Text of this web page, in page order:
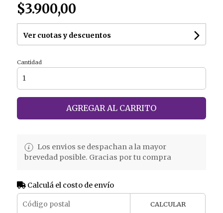
$3.900,00
Ver cuotas y descuentos
Cantidad
AGREGAR AL CARRITO
Los envios se despachan a la mayor
brevedad posible. Gracias por tu compra
Calculá el costo de envío
CALCULAR